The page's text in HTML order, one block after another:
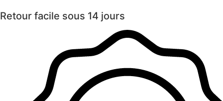
Retour facile sous 14 jours